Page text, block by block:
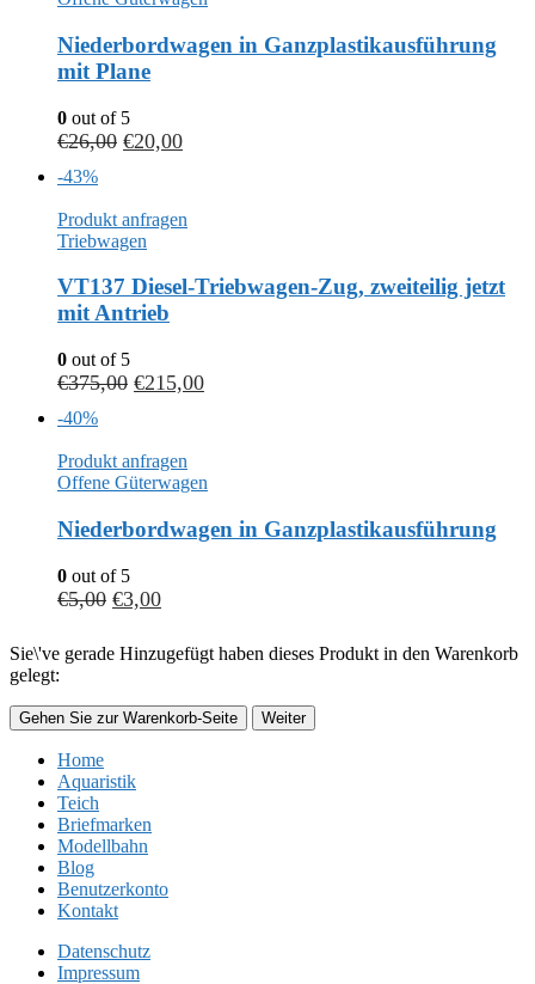
Niederbordwagen in Ganzplastikausführung
mit Plane
0 out of 5
€26,00 €20,00
-43%
Produkt anfragen
Triebwagen
VT137 Diesel-Triebwagen-Zug, zweiteilig jetzt
mit Antrieb
0 out of 5
€375,00 €215,00
-40%
Produkt anfragen
Offene Güterwagen
Niederbordwagen in Ganzplastikausführung
0 out of 5
€5,00 €3,00
Sie\'ve gerade Hinzugefügt haben dieses Produkt in den Warenkorb
gelegt:
Gehen Sie zur Warenkorb-Seite Weiter
Home
Aquaristik
Teich
Briefmarken
Modellbahn
Blog
Benutzerkonto
Kontakt
Datenschutz
Impressum